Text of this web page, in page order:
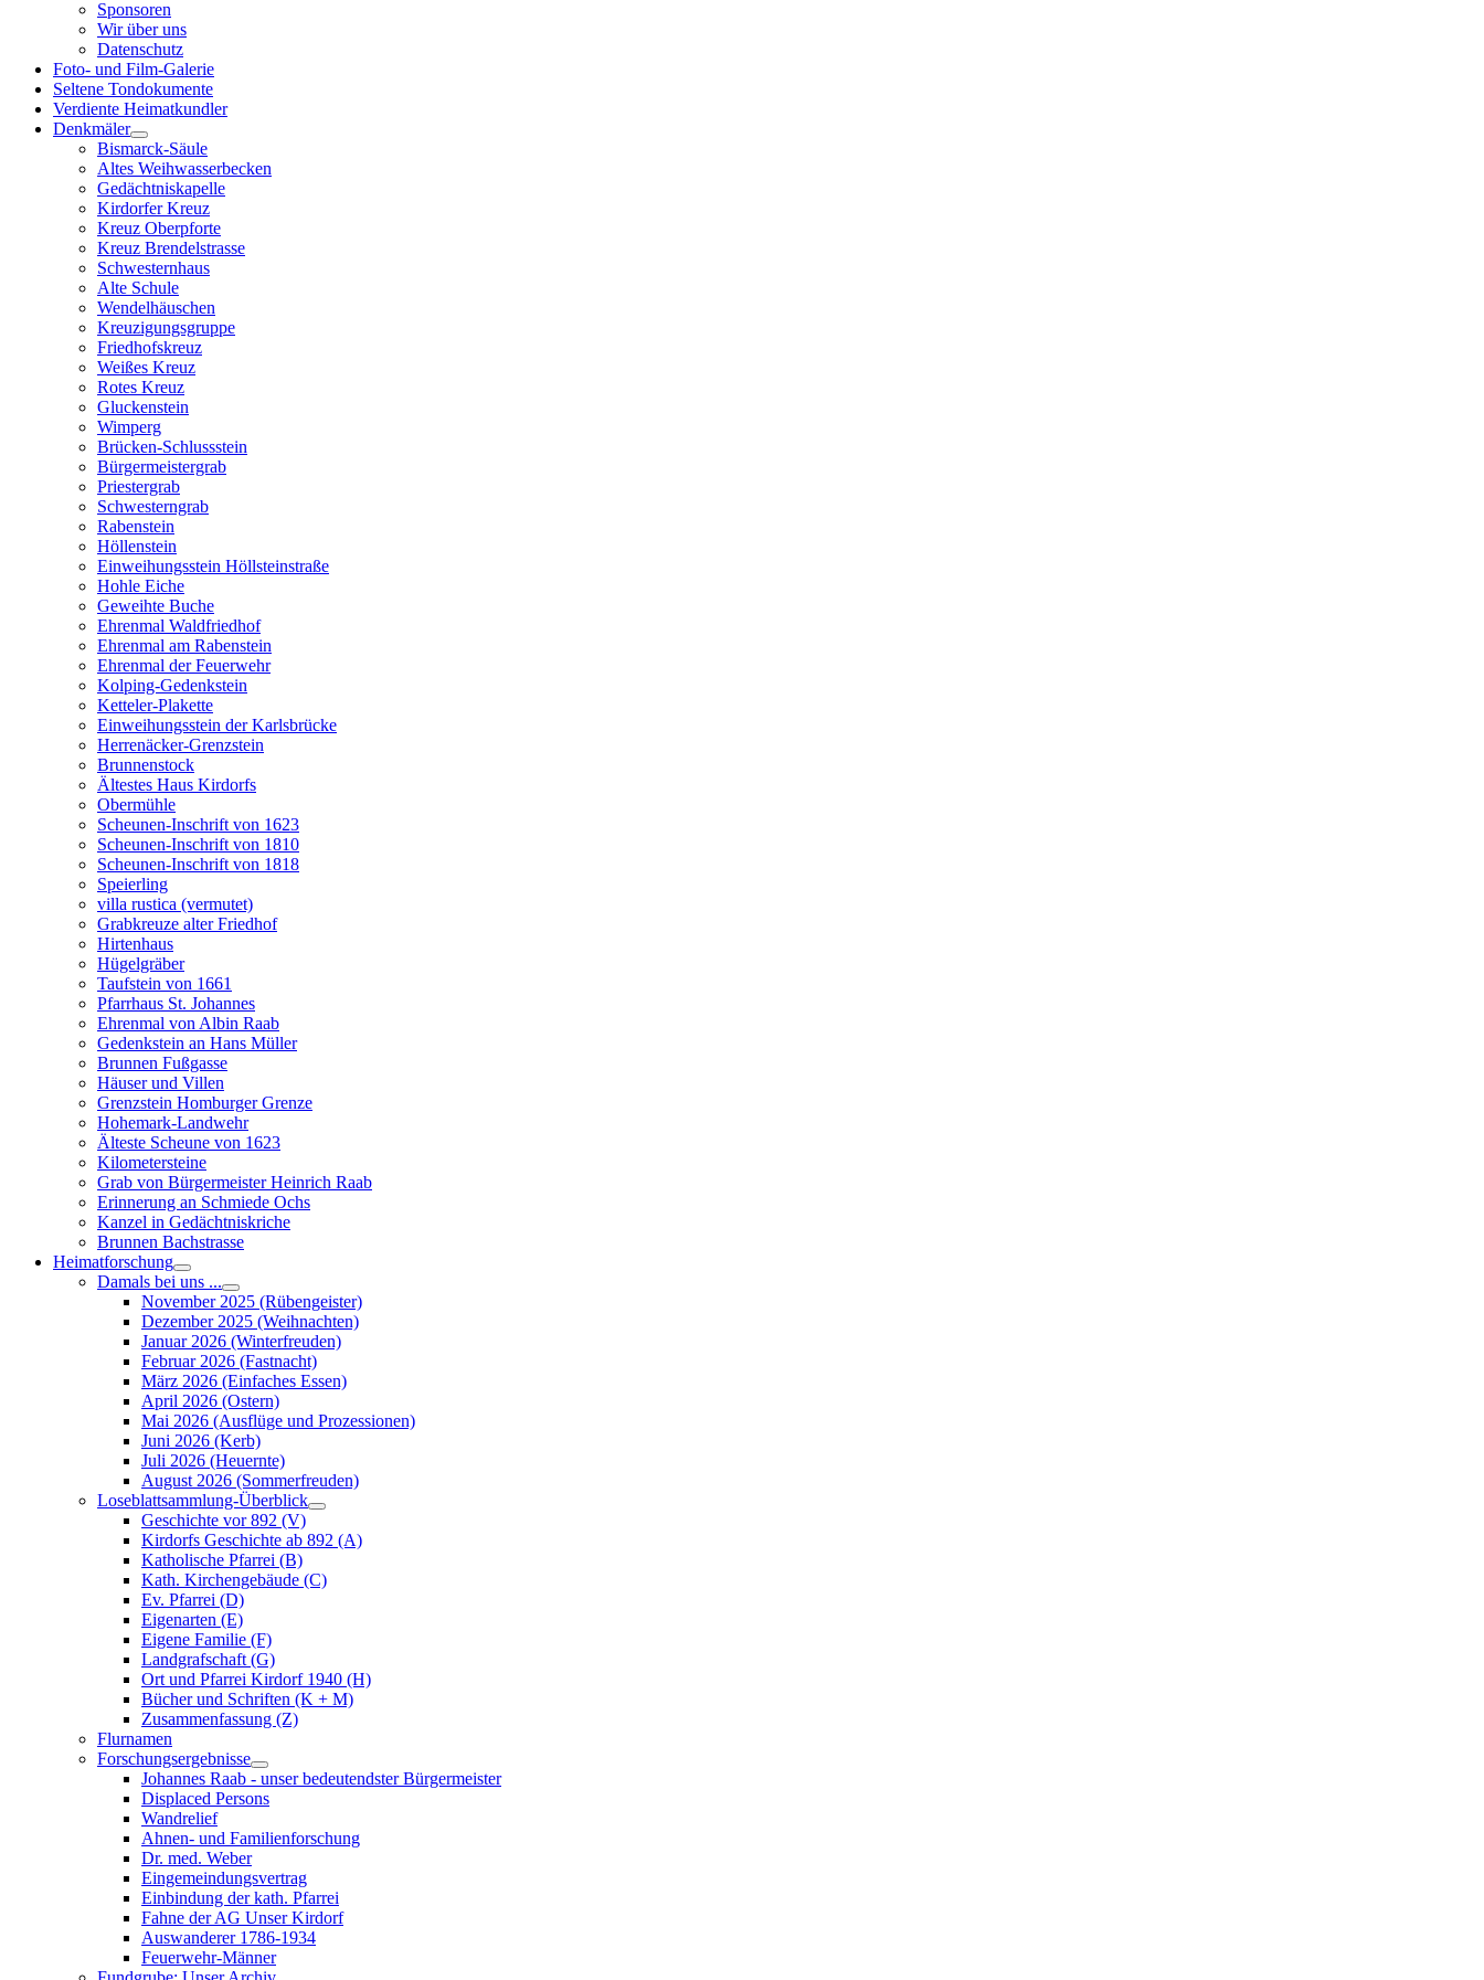
Sponsoren
Wir über uns
Datenschutz
Foto- und Film-Galerie
Seltene Tondokumente
Verdiente Heimatkundler
Denkmäler
Bismarck-Säule
Altes Weihwasserbecken
Gedächtniskapelle
Kirdorfer Kreuz
Kreuz Oberpforte
Kreuz Brendelstrasse
Schwesternhaus
Alte Schule
Wendelhäuschen
Kreuzigungsgruppe
Friedhofskreuz
Weißes Kreuz
Rotes Kreuz
Gluckenstein
Wimperg
Brücken-Schlussstein
Bürgermeistergrab
Priestergrab
Schwesterngrab
Rabenstein
Höllenstein
Einweihungsstein Höllsteinstraße
Hohle Eiche
Geweihte Buche
Ehrenmal Waldfriedhof
Ehrenmal am Rabenstein
Ehrenmal der Feuerwehr
Kolping-Gedenkstein
Ketteler-Plakette
Einweihungsstein der Karlsbrücke
Herrenäcker-Grenzstein
Brunnenstock
Ältestes Haus Kirdorfs
Obermühle
Scheunen-Inschrift von 1623
Scheunen-Inschrift von 1810
Scheunen-Inschrift von 1818
Speierling
villa rustica (vermutet)
Grabkreuze alter Friedhof
Hirtenhaus
Hügelgräber
Taufstein von 1661
Pfarrhaus St. Johannes
Ehrenmal von Albin Raab
Gedenkstein an Hans Müller
Brunnen Fußgasse
Häuser und Villen
Grenzstein Homburger Grenze
Hohemark-Landwehr
Älteste Scheune von 1623
Kilometersteine
Grab von Bürgermeister Heinrich Raab
Erinnerung an Schmiede Ochs
Kanzel in Gedächtniskriche
Brunnen Bachstrasse
Heimatforschung
Damals bei uns ...
November 2025 (Rübengeister)
Dezember 2025 (Weihnachten)
Januar 2026 (Winterfreuden)
Februar 2026 (Fastnacht)
März 2026 (Einfaches Essen)
April 2026 (Ostern)
Mai 2026 (Ausflüge und Prozessionen)
Juni 2026 (Kerb)
Juli 2026 (Heuernte)
August 2026 (Sommerfreuden)
Loseblattsammlung-Überblick
Geschichte vor 892 (V)
Kirdorfs Geschichte ab 892 (A)
Katholische Pfarrei (B)
Kath. Kirchengebäude (C)
Ev. Pfarrei (D)
Eigenarten (E)
Eigene Familie (F)
Landgrafschaft (G)
Ort und Pfarrei Kirdorf 1940 (H)
Bücher und Schriften (K + M)
Zusammenfassung (Z)
Flurnamen
Forschungsergebnisse
Johannes Raab - unser bedeutendster Bürgermeister
Displaced Persons
Wandrelief
Ahnen- und Familienforschung
Dr. med. Weber
Eingemeindungsvertrag
Einbindung der kath. Pfarrei
Fahne der AG Unser Kirdorf
Auswanderer 1786-1934
Feuerwehr-Männer